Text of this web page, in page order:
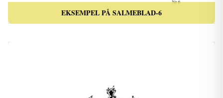
EKSEMPEL PÅ SALMEBLAD-6